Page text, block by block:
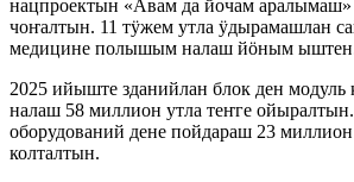
нацпроектын «Авам да йочам
чоҥалтын. 11 тӱжем утла ӱдырамашлан
медицине полышым налаш йӧным
2025 ийыште зданийлан блок ден
налаш 58 миллион утла теҥге
оборудований дене пойдараш 23 миллион
колталтын.